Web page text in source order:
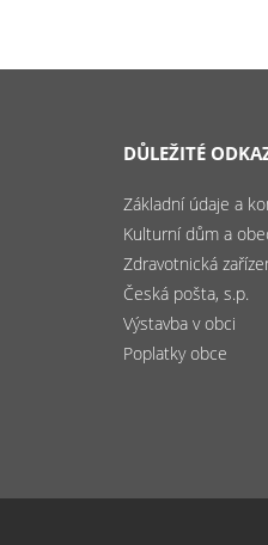
DŮLEŽITÉ
Základní údaje a
Kulturní dům a
Zdravotnická
Česká pošta, s.p.
Výstavba v obci
Poplatky obce